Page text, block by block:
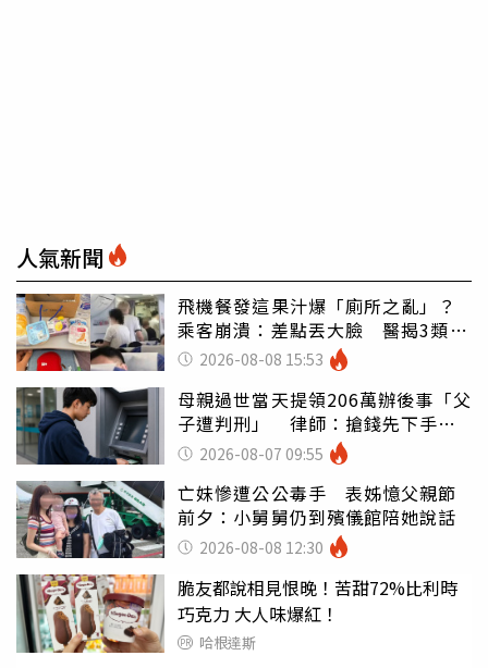
人氣新聞
飛機餐發這果汁爆「廁所之亂」？
乘客崩潰：差點丟大臉 醫揭3類人
別亂喝
2026-08-08 15:53
母親過世當天提領206萬辦後事「父
子遭判刑」 律師：搶錢先下手是
罪 2026-08-07 09:55
亡妹慘遭公公毒手 表姊憶父親節
前夕：小舅舅仍到殯儀館陪她說話
2026-08-08 12:30
脆友都說相見恨晚！苦甜72%比利時
巧克力 大人味爆紅！
哈根達斯